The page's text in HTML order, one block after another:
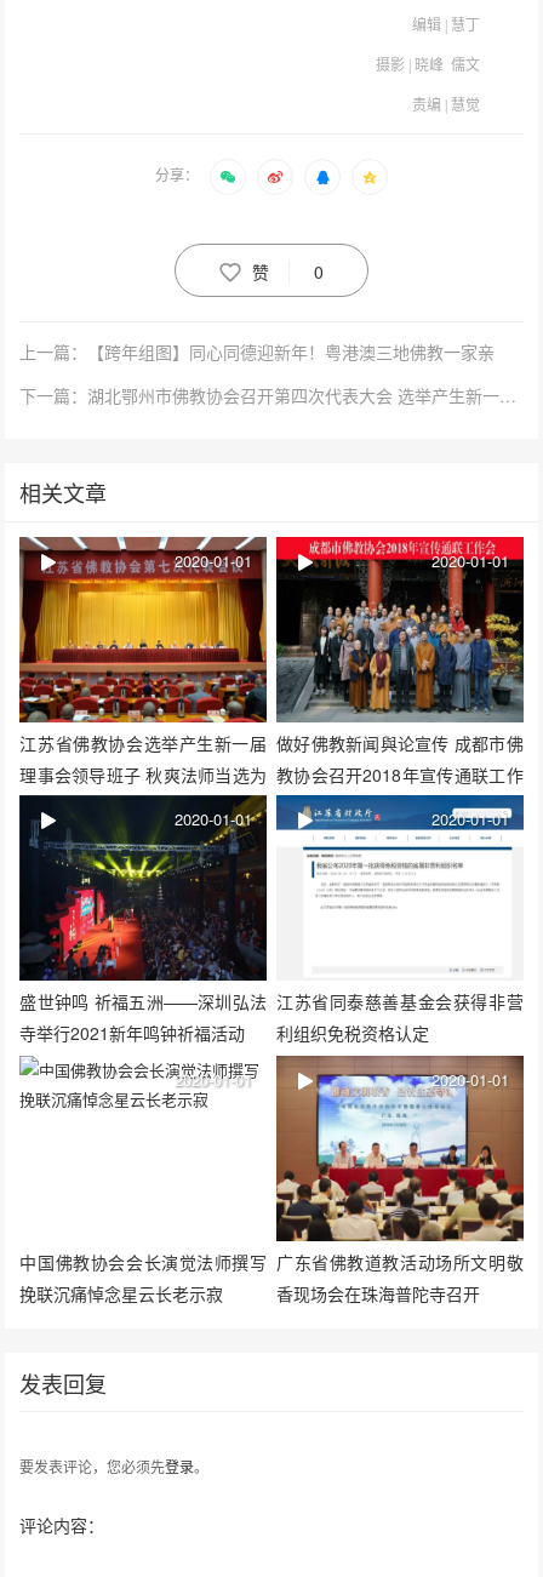
编辑 | 慧丁
摄影 | 晓峰 儒文
责编 | 慧觉
分享：
赞 0
上一篇：【跨年组图】同心同德迎新年！粤港澳三地佛教一家亲
下一篇：湖北鄂州市佛教协会召开第四次代表大会 选举产生新一届领导班子
相关文章
江苏省佛教协会选举产生新一届
理事会领导班子 秋爽法师当选为
2020-01-01
做好佛教新闻與论宣传 成都市佛
教协会召开2018年宣传通联工作
会
2020-01-01
盛世钟鸣 祈福五洲——深圳弘法
寺举行2021新年鸣钟祈福活动
2020-01-01
江苏省同泰慈善基金会获得非营
利组织免税资格认定
2020-01-01
中国佛教协会会长演觉法师撰写
挽联沉痛悼念星云长老示寂
2020-01-01
广东省佛教道教活动场所文明敬
香现场会在珠海普陀寺召开
2020-01-01
发表回复
要发表评论，您必须先登录。
评论内容：